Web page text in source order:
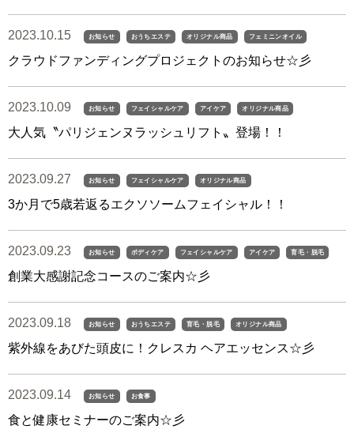
2023.10.15 お知らせ おうちエステ オリジナル商品 フェミニンオイル
クラウドファンディングプロジェクトのお知らせ☆彡
2023.10.09 お知らせ フェイシャルケア アイケア オリジナル商品
大人気〝パリジェンヌラッシュリフト〟登場！！
2023.09.27 お知らせ フェイシャルケア オリジナル商品
3か月で5歳若返るエクソソームフェイシャル！！
2023.09.23 お知らせ ボディケア フェイシャルケア アイケア 育毛・脱毛
創業大感謝記念コースのご案内☆彡
2023.09.18 お知らせ おうちエステ 育毛・脱毛 オリジナル商品
紫外線をあびた頭皮に！クレスカ ヘアエッセンス☆彡
2023.09.14 お知らせ お食事
食と健康セミナーのご案内☆彡